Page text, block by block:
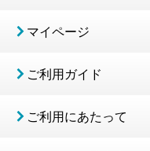
マイページ
ご利用ガイド
ご利用にあたって